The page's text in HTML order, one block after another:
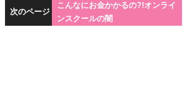
次のページ
こんなにお金かかるの?!オンライ
ンスクールの闇